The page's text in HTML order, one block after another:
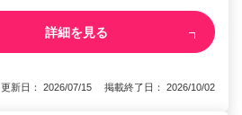
詳細を見る
更新日： 2026/07/15 掲載終了日： 2026/10/02